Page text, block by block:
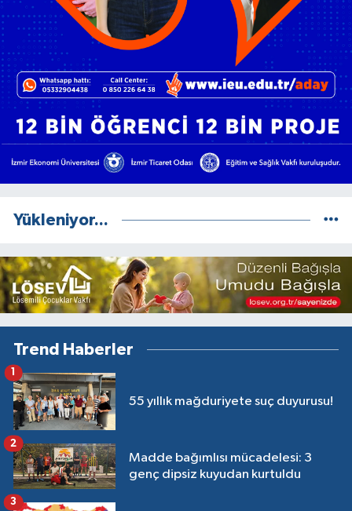
Yükleniyor...
Trend Haberler
55 yıllık mağduriyete suç duyurusu!
1
Madde bağımlısı mücadelesi: 3
genç dipsiz kuyudan kurtuldu
2
3